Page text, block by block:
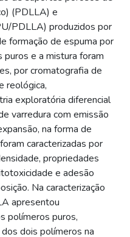
(PDLLA) e
PDLLA) produzidos por
formação de espuma por
puros e a mistura foram
por cromatografia de
reológica,
exploratória diferencial
varredura com emissão
na forma de
caracterizadas por
propriedades
e adesão
Na caracterização
apresentou
polímeros puros,
dois polímeros na